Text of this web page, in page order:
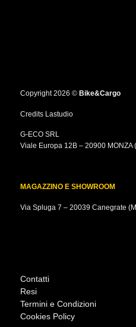
Copyright 2026 © Bike&Cargo
Credits Lastudio
G-ECO SRL
Viale Europa 12B – 20900 MONZA
MAGAZZINO E SHOWROOM
Via Spluga 7 – 20039 Canegrate
Contatti
Resi
Termini e Condizioni
Cookies Policy